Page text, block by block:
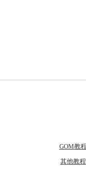
GOM教
其他教程